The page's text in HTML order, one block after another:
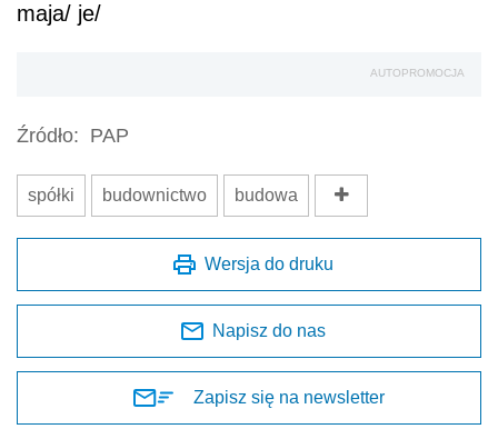
maja/ je/
AUTOPROMOCJA
Źródło: PAP
spółki budownictwo budowa
Wersja do druku
Napisz do nas
Zapisz się na newsletter